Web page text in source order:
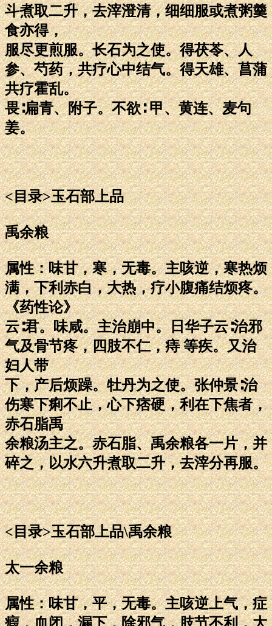
斗煮取二升，去滓澄清，细细服或煮粥羹
食亦得，
服尽更煎服。长石为之使。得茯苓、人
参、芍药，共疗心中结气。得天雄、菖蒲
共疗霍乱。
畏∶扁青、附子。不欲∶ 甲、黄连、麦句
姜。
<目录>玉石部上品
禹余粮
属性：味甘，寒，无毒。主咳逆，寒热烦
满，下利赤白，大热，疗小腹痛结烦疼。
《药性论》
云∶君。味咸。主治崩中。日华子云∶治邪
气及骨节疼，四肢不仁，痔 等疾。又治
妇人带
下，产后烦躁。牡丹为之使。张仲景∶治
伤寒下痢不止，心下痞硬，利在下焦者，
赤石脂禹
余粮汤主之。赤石脂、禹余粮各一片，并
碎之，以水六升煮取二升，去滓分再服。
<目录>玉石部上品\禹余粮
太一余粮
属性：味甘，平，无毒。主咳逆上气，症